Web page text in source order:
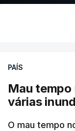
PAÍS
Mau
várias
O mau tempo